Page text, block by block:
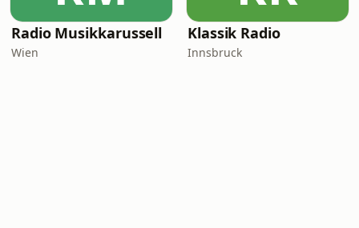
Radio Musikkarussell
Wien
Klassik Radio
Innsbruck